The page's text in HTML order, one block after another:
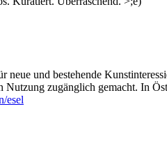
und bestehende
Nutzung zugänglich gemacht. In
esel